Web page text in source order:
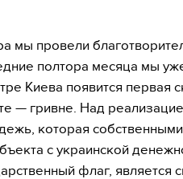
мы провели
полтора месяца мы
Киева появится первая
— гривне. Над
которая
с украинской
флаг,